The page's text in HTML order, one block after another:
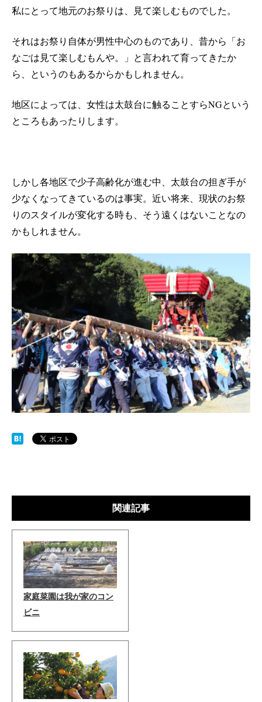
私にとって地元のお祭りは、見て楽しむものでした。
それはお祭り自体が男性中心のものであり、昔から「お
なごは見て楽しむもんや。」と言われて育ってきたか
ら、というのもあるからかもしれません。
地区によっては、女性は太鼓台に触ることすらNGという
ところもあったりします。
しかし各地区で少子高齢化が進む中、太鼓台の担ぎ手が
少なくなってきているのは事実。 近い将来、現状のお祭
りのスタイルが変化する時も、そう遠くはないことなの
かもしれません。
関連記事
家庭菜園は我が家のコン
ビニ